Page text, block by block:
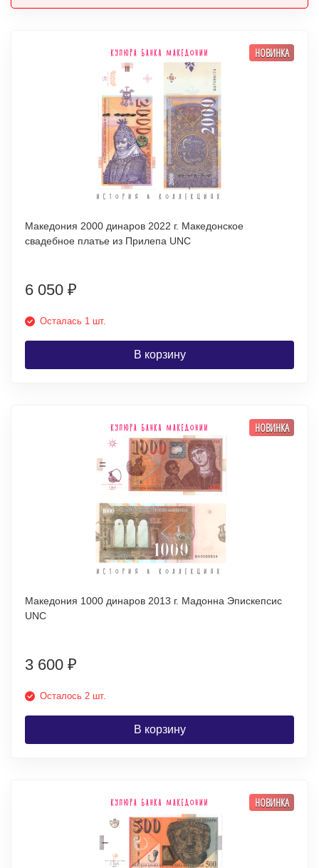
НОВИНКА
Македония 2000 динаров 2022 г. Македонское
свадебное платье из Прилепа UNC
6 050 ₽
Осталась 1 шт.
В корзину
НОВИНКА
Македония 1000 динаров 2013 г. Мадонна Эпискепсис
UNC
3 600 ₽
Осталось 2 шт.
В корзину
НОВИНКА